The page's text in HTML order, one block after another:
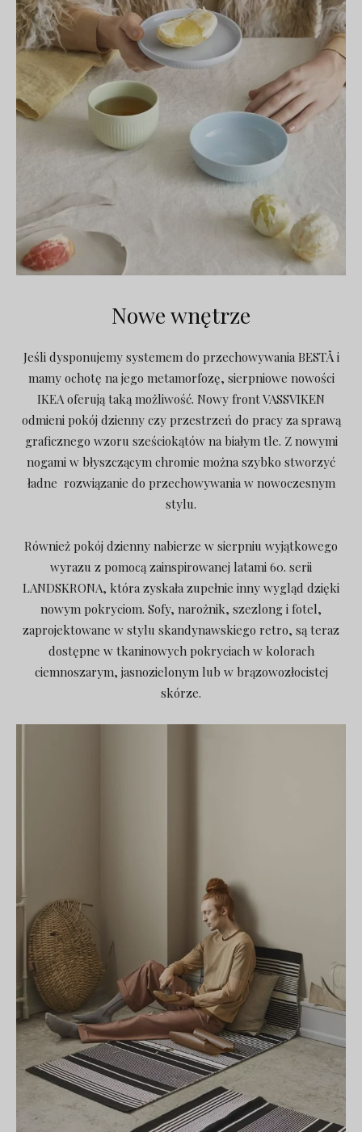
Nowe wnętrze
Jeśli dysponujemy systemem do przechowywania BESTÅ i
mamy ochotę na jego metamorfozę, sierpniowe nowości
IKEA oferują taką możliwość. Nowy front VASSVIKEN
odmieni pokój dzienny czy przestrzeń do pracy za sprawą
graficznego wzoru sześciokątów na białym tle. Z nowymi
nogami w błyszczącym chromie można szybko stworzyć
ładne rozwiązanie do przechowywania w nowoczesnym
stylu.
Również pokój dzienny nabierze w sierpniu wyjątkowego
wyrazu z pomocą zainspirowanej latami 60. serii
LANDSKRONA, która zyskała zupełnie inny wygląd dzięki
nowym pokryciom. Sofy, narożnik, szezlong i fotel,
zaprojektowane w stylu skandynawskiego retro, są teraz
dostępne w tkaninowych pokryciach w kolorach
ciemnoszarym, jasnozielonym lub w brązowozłocistej
skórze.